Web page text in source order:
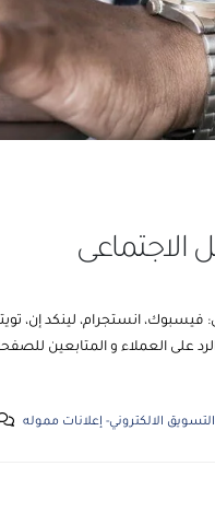
الاجتماعى
فيسبوك، انستجرام، لينكد
على العملاء و المتابعين
التسويق الالكتروني- إعلانات مموله